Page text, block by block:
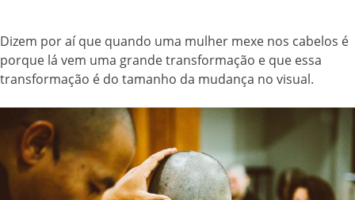
Dizem por aí que quando uma mulher mexe nos cabelos é
porque lá vem uma grande transformação e que essa
transformação é do tamanho da mudança no visual.